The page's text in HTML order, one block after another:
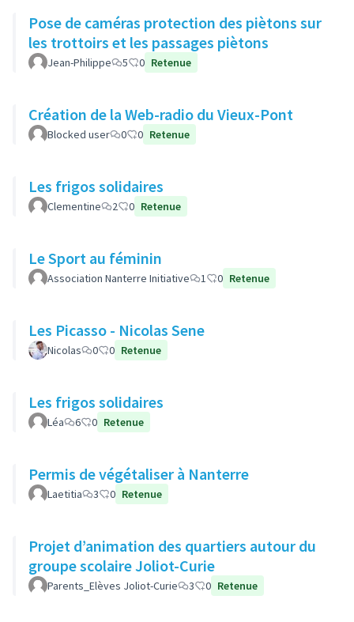
Pose de caméras protection des piètons sur
les trottoirs et les passages piètons
Jean-Philippe 5 0 Retenue
Création de la Web-radio du Vieux-Pont
Blocked user 0 0 Retenue
Les frigos solidaires
Clementine 2 0 Retenue
Le Sport au féminin
Association Nanterre Initiative 1 0 Retenue
Les Picasso - Nicolas Sene
Nicolas 0 0 Retenue
Les frigos solidaires
Léa 6 0 Retenue
Permis de végétaliser à Nanterre
Laetitia 3 0 Retenue
Projet d’animation des quartiers autour du
groupe scolaire Joliot-Curie
Parents_Elèves Joliot-Curie 3 0 Retenue